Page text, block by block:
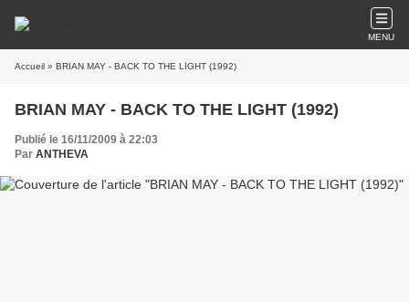
MENU
Accueil » BRIAN MAY - BACK TO THE LIGHT (1992)
BRIAN MAY - BACK TO THE LIGHT (1992)
Publié le 16/11/2009 à 22:03
Par ANTHEVA